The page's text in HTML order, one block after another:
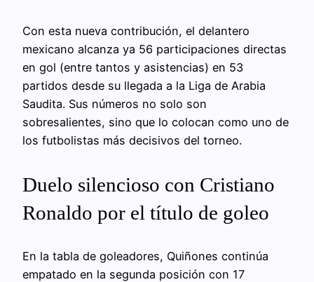
Con esta nueva contribución, el delantero
mexicano alcanza ya 56 participaciones directas
en gol (entre tantos y asistencias) en 53
partidos desde su llegada a la Liga de Arabia
Saudita. Sus números no solo son
sobresalientes, sino que lo colocan como uno de
los futbolistas más decisivos del torneo.
Duelo silencioso con Cristiano
Ronaldo por el título de goleo
En la tabla de goleadores, Quiñones continúa
empatado en la segunda posición con 17